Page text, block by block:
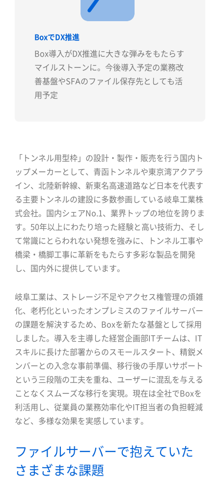
BoxでDX推進
Box導入がDX推進に大きな弾みをもたらす
マイルストーンに。今後導入予定の業務改
善基盤やSFAのファイル保存先としても活
用予定
「トンネル用型枠」の設計・製作・販売を行う国内ト
ップメーカーとして、青函トンネルや東京湾アクアラ
イン、北陸新幹線、新東名高速道路など日本を代表す
る主要トンネルの建設に多数参画している岐阜工業株
式会社。国内シェアNo.1、業界トップの地位を誇りま
す。50年以上にわたり培った経験と高い技術力、そし
て常識にとらわれない発想を強みに、トンネル工事や
橋梁・橋脚工事に革新をもたらす多彩な製品を開発
し、国内外に提供しています。
岐阜工業は、ストレージ不足やアクセス権管理の煩雑
化、老朽化といったオンプレミスのファイルサーバー
の課題を解決するため、Boxを新たな基盤として採用
しました。導入を主導した経営企画部ITチームは、IT
スキルに長けた部署からのスモールスタート、精鋭メ
ンバーとの入念な事前準備、移行後の手厚いサポート
という三段階の工夫を重ね、ユーザーに混乱を与える
ことなくスムーズな移行を実現。現在は全社でBoxを
利活用し、従業員の業務効率化やIT担当者の負担軽減
など、多様な効果を実感しています。
ファイルサーバーで抱えていた
さまざまな課題